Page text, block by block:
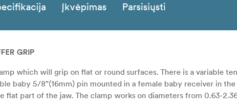
Įkvėpimas Parsisiųsti
GRIP
which will grip on flat or round surfaces. There is a variable
baby 5/8”(16mm) pin mounted in a female baby receiver in the
flat part of the jaw. The clamp works on diameters from 0.63-